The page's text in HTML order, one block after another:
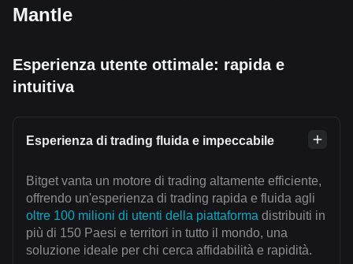
Mantle
Esperienza utente ottimale: rapida e
intuitiva
Esperienza di trading fluida e impeccabile
Bitget vanta un motore di trading altamente efficiente,
offrendo un'esperienza di trading rapida e fluida agli
oltre 100 milioni di utenti della piattaforma distribuiti in
più di 150 Paesi e territori in tutto il mondo, una
soluzione ideale per chi cerca affidabilità e rapidità.